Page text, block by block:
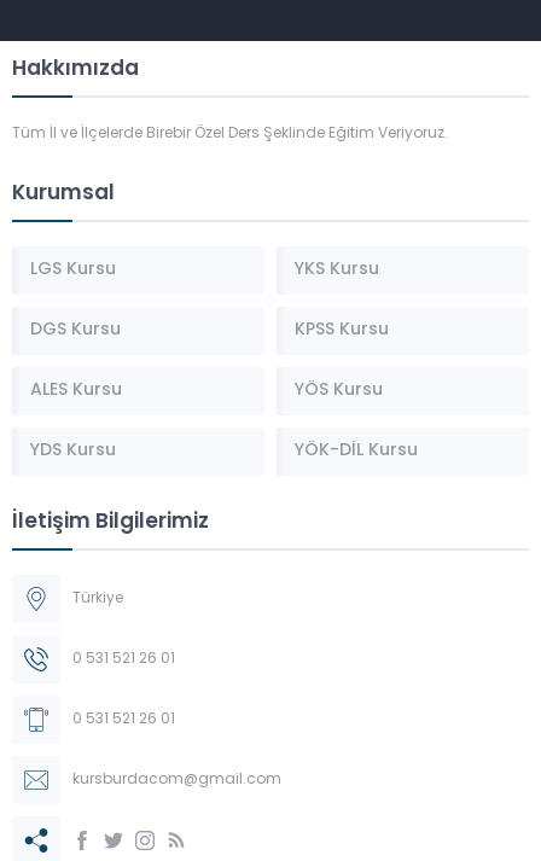
Hakkımızda
Tüm İl ve İlçelerde Birebir Özel Ders Şeklinde Eğitim Veriyoruz.
Kurumsal
LGS Kursu YKS Kursu
DGS Kursu KPSS Kursu
ALES Kursu YÖS Kursu
YDS Kursu YÖK-DİL Kursu
İletişim Bilgilerimiz
Türkiye
0 531 521 26 01
0 531 521 26 01
kursburdacom@gmail.com